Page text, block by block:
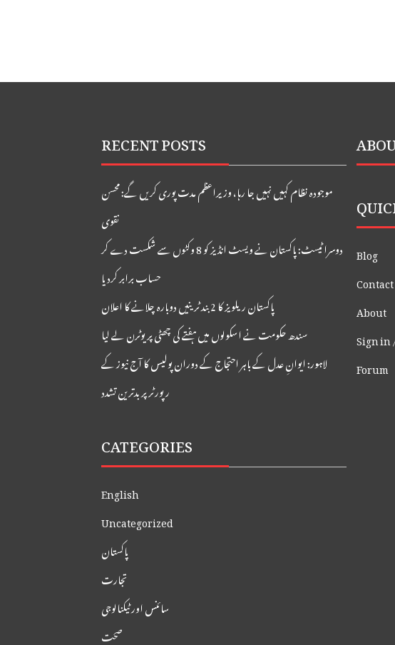
RECENT POSTS
موجودہ نظام کہیں نہیں جا رہا، وزیراعظم مدت پوری کریں گے: محسن
نقوی
دوسرا ٹیسٹ: پاکستان نے ویسٹ انڈیز کو 8 وکٹوں سے شکست دے کر
حساب برابر کردیا
پاکستان ریلویز کا 2 بند ٹرینیں دوبارہ چلانے کا اعلان
سندھ حکومت نے اسکولوں میں ہفتے کی چھٹی پر یوٹرن لے لیا
لاہور: ایوانِ عدل کے باہر احتجاج کے دوران پولیس کا آج نیوز کے
رپورٹر پر بدترین تشدد
CATEGORIES
English
Uncategorized
پاکستان
تجارت
سائنس اور ٹیکنالوجی
صحت
Blog
Contact
About
Sign in
Forum